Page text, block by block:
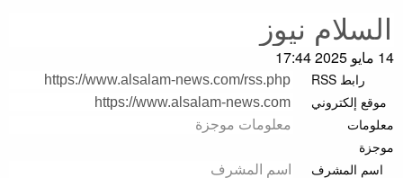
14 مايو 2025 17:44
رابط RSS
موقع إلكتروني
معلومات
موجزة
اسم المشرف